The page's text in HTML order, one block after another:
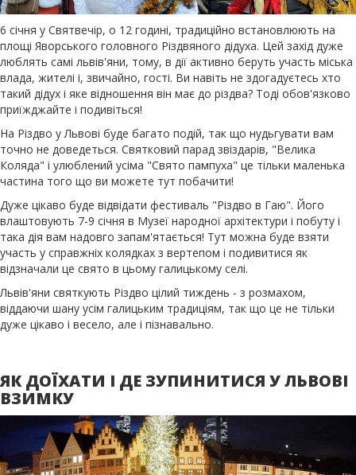
6 січня у Святвечір, о 12 годині, традиційно встановлюють на
площі Яворського головного Різдвяного дідуха. Цей захід дуже
люблять самі львів'яни, тому, в дії активно беруть участь міська
влада, жителі і, звичайно, гості. Ви навіть не здогадуєтесь хто
такий дідух і яке відношення він має до різдва? Тоді обов'язково
приїжджайте і подивіться!
На Різдво у Львові буде багато подій, так що нудьгувати вам
точно не доведеться. Святковий парад звіздарів, "Велика
Коляда" і улюблений усіма "Свято пампуха" це тільки маленька
частина того що ви можете тут побачити!
Дуже цікаво буде відвідати фестиваль "Різдво в Гаю". Його
влаштовують 7-9 січня в Музеї народної архітектури і побуту і
така дія вам надовго запам'ятається! Тут можна буде взяти
участь у справжніх колядках з вертепом і подивитися як
відзначали це свято в цьому галицькому селі.
Львів'яни святкують Різдво цілий тиждень - з розмахом,
віддаючи шану усім галицьким традиціям, так що це не тільки
дуже цікаво і весело, але і пізнавально.
ЯК ДОЇХАТИ І ДЕ ЗУПИНИТИСЯ У ЛЬВОВІ
ВЗИМКУ